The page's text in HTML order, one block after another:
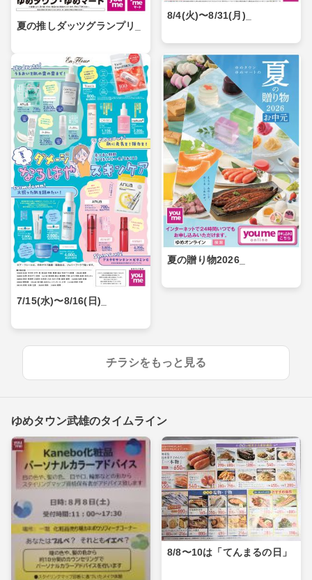
夏の推しダッツグランプリ_
8/4(火)〜8/31(月)_
7/15(水)〜8/16(日)_
夏の贈り物2026_
チラシをもっと見る
ゆめタウン武雄のタイムライン
8/8〜10は「てんまるの日」